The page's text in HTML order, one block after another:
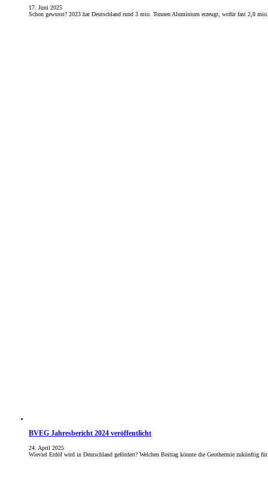
17. Juni 2025
Schon gewusst? 2023 hat Deutschland rund 3 mio. Tonnen Aluminium erzeugt, wofür fast 2,8
BVEG Jahresbericht 2024 veröffentlicht
24. April 2025
Wieviel Erdöl wird in Deutschland gefördert? Welchen Beitrag könnte die Geothermie zukünftig